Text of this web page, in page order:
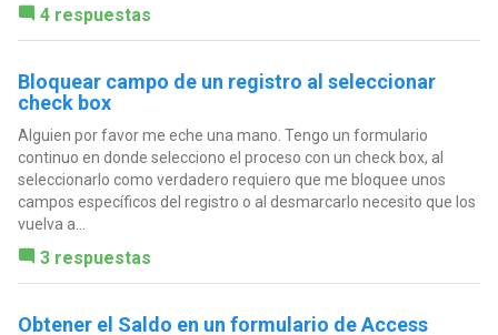
4 respuestas
Bloquear campo de un registro al seleccionar
check box
Alguien por favor me eche una mano. Tengo un formulario
continuo en donde selecciono el proceso con un check box, al
seleccionarlo como verdadero requiero que me bloquee unos
campos específicos del registro o al desmarcarlo necesito que los
vuelva a...
3 respuestas
Obtener el Saldo en un formulario de Access